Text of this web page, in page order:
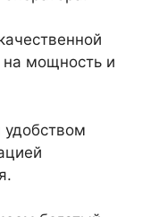
на мощность и